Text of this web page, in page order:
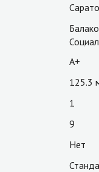
A+
125.3
1
9
Нет